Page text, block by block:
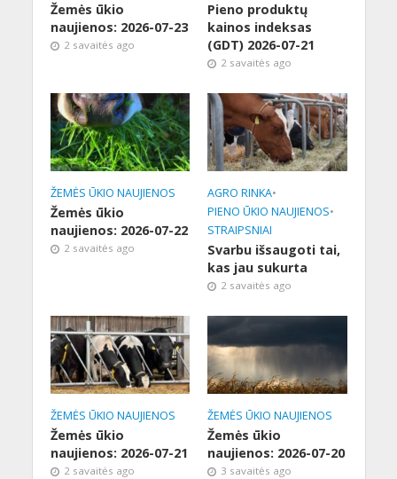
Žemės ūkio
naujienos: 2026-07-23
2 savaitės ago
Pieno produktų
kainos indeksas
(GDT) 2026-07-21
2 savaitės ago
ŽEMĖS ŪKIO NAUJIENOS
Žemės ūkio
naujienos: 2026-07-22
2 savaitės ago
AGRO RINKA•
PIENO ŪKIO NAUJIENOS•
STRAIPSNIAI
Svarbu išsaugoti tai,
kas jau sukurta
2 savaitės ago
ŽEMĖS ŪKIO NAUJIENOS
Žemės ūkio
naujienos: 2026-07-21
2 savaitės ago
ŽEMĖS ŪKIO NAUJIENOS
Žemės ūkio
naujienos: 2026-07-20
3 savaitės ago